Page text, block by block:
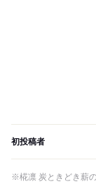
初投稿者
※椛凛 炭ときどき薪